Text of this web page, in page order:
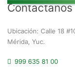
Contáctanos
Ubicación: Calle 18
Mérida, Yuc.
999 635 81 00